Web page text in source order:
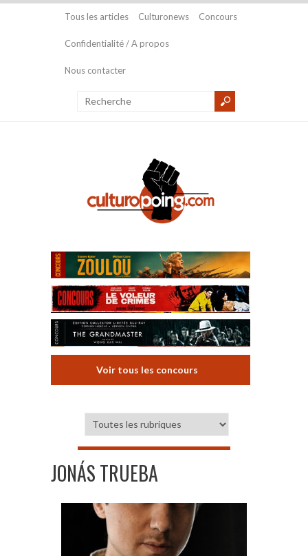
Tous les articles Culturonews Concours
Confidentialité / A propos
Nous contacter
Voir tous les concours
JONÁS TRUEBA